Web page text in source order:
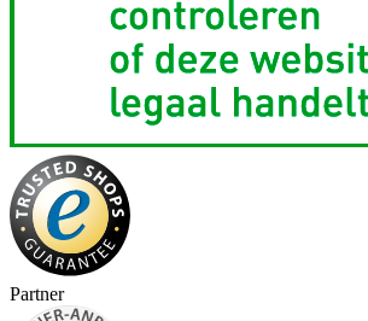
Partner